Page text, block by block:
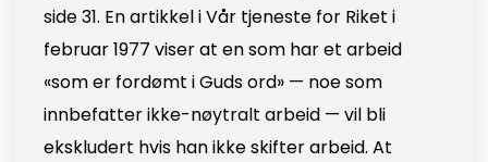
side 31. En artikkel i Vår tjeneste for Riket i
februar 1977 viser at en som har et arbeid
«som er fordømt i Guds ord» — noe som
innbefatter ikke-nøytralt arbeid — vil bli
ekskludert hvis han ikke skifter arbeid. At